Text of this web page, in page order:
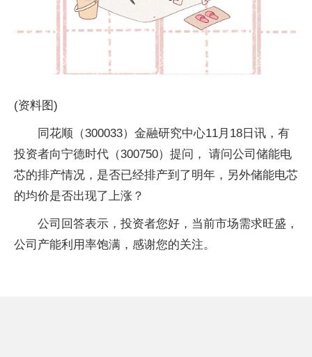
(资料图)
同花顺（300033）金融研究中心11月18日讯，有
投资者向宁德时代（300750）提问， 请问公司储能电
芯的排产情况，是否已经排产到了明年，另外储能电芯
的均价是否出现了上涨？
公司回答表示，投资者您好，当前市场需求旺盛，
公司产能利用率饱满，感谢您的关注。